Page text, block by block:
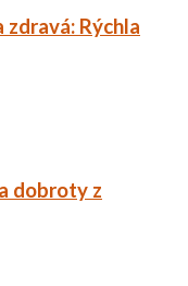
zdravá: Rýchla
dobroty z